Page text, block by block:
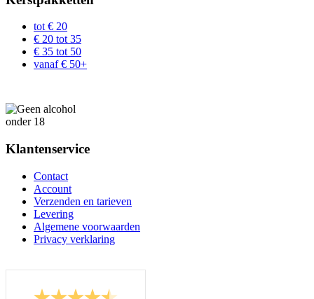
tot € 20
€ 20 tot 35
€ 35 tot 50
vanaf € 50+
Klantenservice
Contact
Account
Verzenden en tarieven
Levering
Algemene voorwaarden
Privacy verklaring